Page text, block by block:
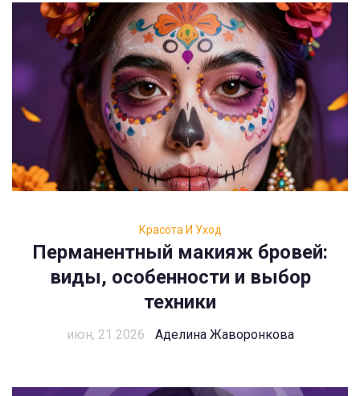
Красота И Уход
Перманентный макияж бровей:
виды, особенности и выбор
техники
июн, 21 2026 Аделина Жаворонкова